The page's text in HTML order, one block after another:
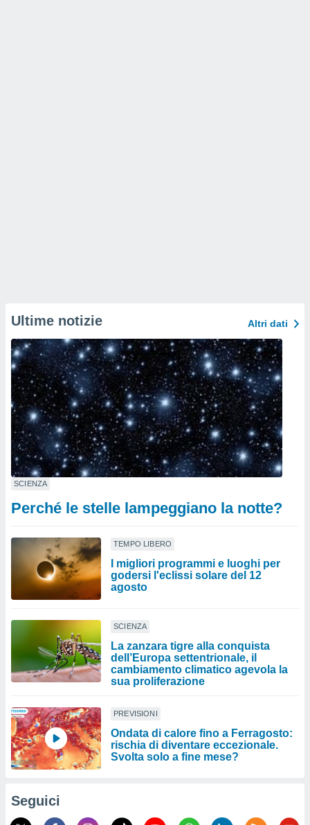
Ultime notizie Altri dati
SCIENZA
Perché le stelle lampeggiano la notte?
TEMPO LIBERO
I migliori programmi e luoghi per
godersi l'eclissi solare del 12
agosto
SCIENZA
La zanzara tigre alla conquista
dell’Europa settentrionale, il
cambiamento climatico agevola la
sua proliferazione
PREVISIONI
Ondata di calore fino a Ferragosto:
rischia di diventare eccezionale.
Svolta solo a fine mese?
Seguici